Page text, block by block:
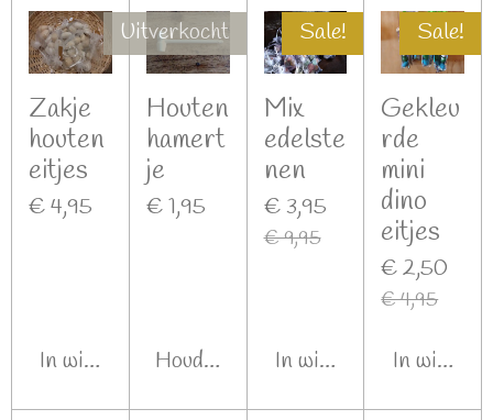
Zakje
houten
eitjes
€ 4,95
In winkelwagen
Uitverkocht
Houten
hamert
je
€ 1,95
Houd mij op de hoogte
Sale!
Mix
edelste
nen
€ 3,95
€ 9,95
In winkelwagen
Sale!
Gekleu
rde
mini
dino
eitjes
€ 2,50
€ 4,95
In